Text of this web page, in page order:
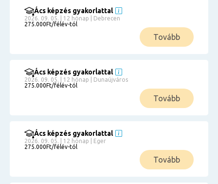
Ács képzés gyakorlattal
2026. 09. 05. | 12 hónap | Debrecen
275.000Ft/félév-tól
Tovább
Ács képzés gyakorlattal
2026. 09. 05. | 12 hónap | Dunaújváros
275.000Ft/félév-tól
Tovább
Ács képzés gyakorlattal
2026. 09. 05. | 12 hónap | Eger
275.000Ft/félév-tól
Tovább